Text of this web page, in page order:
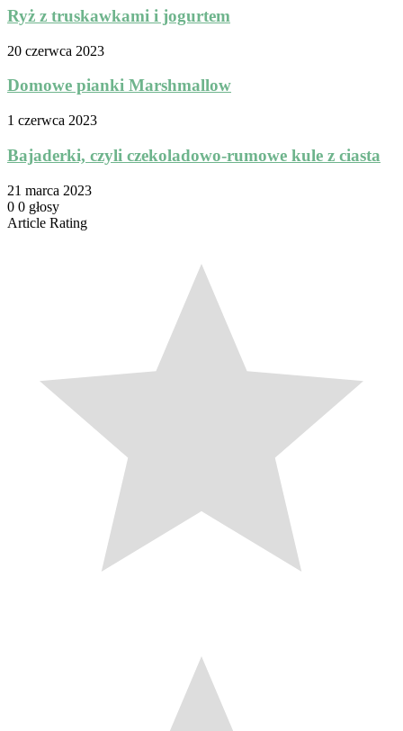
Ryż z truskawkami i jogurtem
20 czerwca 2023
Domowe pianki Marshmallow
1 czerwca 2023
Bajaderki, czyli czekoladowo-rumowe kule z ciasta
21 marca 2023
0 0 głosy
Article Rating